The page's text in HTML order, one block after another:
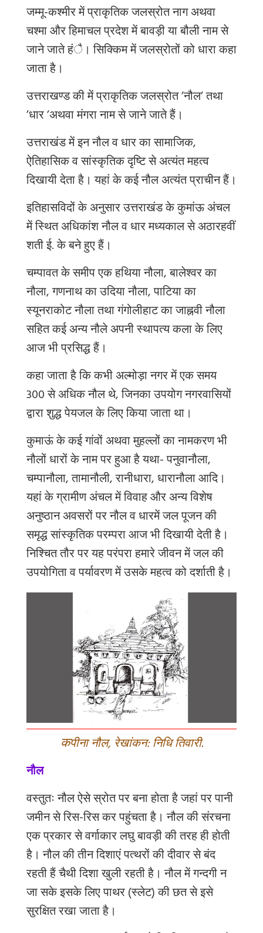
जम्मू-कश्मीरमेंप्राकृतिकजलस्रोतनागअथवा
चश्माऔरहिमाचलप्रदेशमेंबावड़ीयाबौलीनामसे
जानेजातेहंै। सिक्किममेंजलस्रोतोंकोधाराकहा
जाताहै।
उत्तराखण्डकीमेंप्राकृतिकजलस्रोत’नौल’तथा
’धार’अथवामंगरानामसेजानेजातेहैं।
उत्तराखंडमेंइननौलवधारकासामाजिक,
ऐतिहासिकवसांस्कृतिकदृष्टिसेअत्यंतमहत्व
दिखायीदेताहै। यहांकेकईनौलअत्यंतप्राचीनहैं।
इतिहासविदोंकेअनुसारउत्तराखंडकेकुमांऊअंचल
मेंस्थितअधिकांशनौलवधारमध्यकालसेअठारहवीं
शतीई.केबनेहुएहैं।
चम्पावतकेसमीपएकहथियानौला,बालेश्वरका
नौला,गणनाथकाउदियानौला,पाटियाका
स्यूनराकोटनौलातथागंगोलीहाटकाजाह्नवीनौला
सहितकईअन्यनौलेअपनीस्थापत्यकलाकेलिए
आजभीप्रसिद्धहैं।
कहाजाताहैकिकभीअल्मोड़ानगरमेंएकसमय
300सेअधिकनौलथे,जिनकाउपयोगनगरवासियों
द्वाराशुद्धपेयजलकेलिएकियाजाताथा।
कुमाऊंकेकईगांवोंअथवामुहल्लोंकानामकरणभी
नौलोंधारोंकेनामपरहुआहैयथा-पनुवानौला,
चम्पानौला,तामानौली,रानीधारा,धारानौलाआदि।
यहांकेग्रामीणअंचलमेंविवाहऔरअन्यविशेष
अनुष्ठानअवसरोंपरनौलवधारमेंजलपूजनकी
समृद्धसांस्कृतिकपरम्पराआजभीदिखायीदेतीहै।
निश्चिततौरपरयहपरंपराहमारेजीवनमेंजलकी
उपयोगितावपर्यावरणमेंउसकेमहत्वकोदर्शातीहै।
कपीना नौल, रेखांकन: निधि तिवारी.
नौल
वस्तुतःनौलऐसेस्रोतपरबनाहोताहैजहांपरपानी
जमीनसेरिस-रिसकरपहुंचताहै। नौलकीसंरचना
एकप्रकारसेवर्गाकारलघुबावड़ीकीतरहहीहोती
है। नौलकीतीनदिशाएंपत्थरोंकीदीवारसेबंद
रहतीहैंचैथीदिशाखुलीरहतीहै। नौलमेंगन्दगीन
जासकेइसकेलिएपाथर(स्लेट)कीछतसेइसे
सुरक्षितरखाजाताहै।